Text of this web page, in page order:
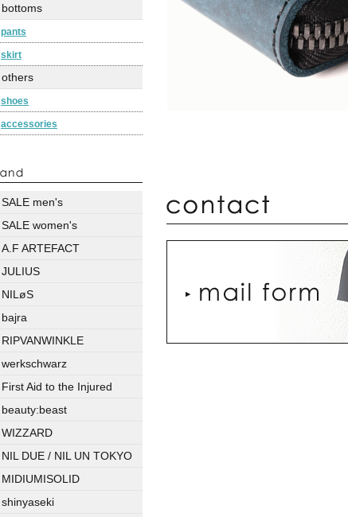
bottoms
pants
skirt
others
shoes
accessories
SALE men's
SALE women's
A.F ARTEFACT
JULIUS
NILøS
bajra
RIPVANWINKLE
werkschwarz
First Aid to the Injured
beauty:beast
WIZZARD
NIL DUE / NIL UN TOKYO
MIDIUMISOLID
shinyaseki